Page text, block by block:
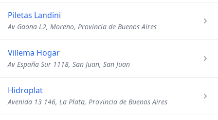
Piletas Landini
Av Gaona L2, Moreno, Provincia de Buenos Aires
Villema Hogar
Av España Sur 1118, San Juan, San Juan
Hidroplat
Avenida 13 146, La Plata, Provincia de Buenos Aires